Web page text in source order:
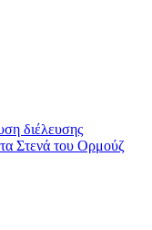
διέλευσης
Στενά του Ορμούζ